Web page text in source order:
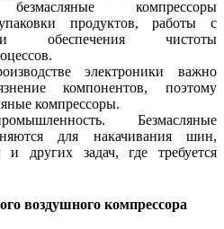
компрессоры
продуктов, работы с
и обеспечения чистоты
электроники важно
компонентов, поэтому
компрессоры.
Безмасляные
для накачивания шин,
и других задач, где требуется
воздушного компрессора